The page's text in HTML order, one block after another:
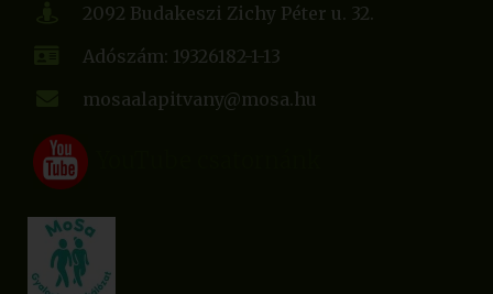
2092 Budakeszi Zichy Péter u. 32.
Adószám: 19326182-1-13
mosaalapitvany@mosa.hu